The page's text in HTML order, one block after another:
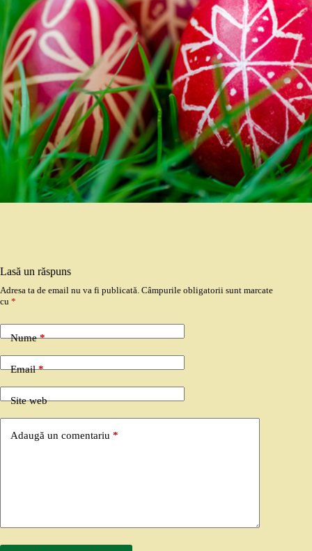
Lasă un răspuns
Adresa ta de email nu va fi publicată. Câmpurile obligatorii sunt marcate
cu *
Nume*
Email*
Site web
Adaugă un comentariu *